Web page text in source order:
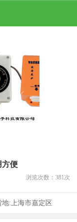
方便
浏览次数： 381 次
地:上海市嘉定区